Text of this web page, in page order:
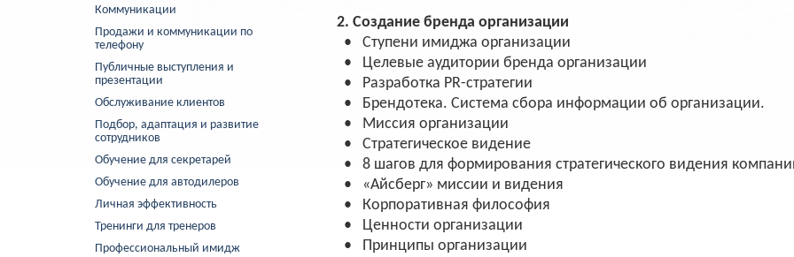
Коммуникации
Продажи и коммуникации по
телефону
Публичные выступления и
презентации
Обслуживание клиентов
Подбор, адаптация и развитие
сотрудников
Обучение для секретарей
Обучение для автодилеров
Личная эффективность
Тренинги для тренеров
Профессиональный имидж
2. Создание бренда организации
• Ступени имиджа организации
• Целевые аудитории бренда организации
• Разработка PR-стратегии
• Брендотека. Система сбора информации об организации.
• Миссия организации
• Стратегическое видение
• 8 шагов для формирования стратегического видения
• «Айсберг» миссии и видения
• Корпоративная философия
• Ценности организации
• Принципы организации